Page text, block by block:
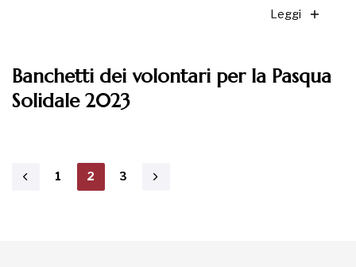
Leggi
Banchetti dei volontari per la Pasqua
Solidale 2023
1 2 3